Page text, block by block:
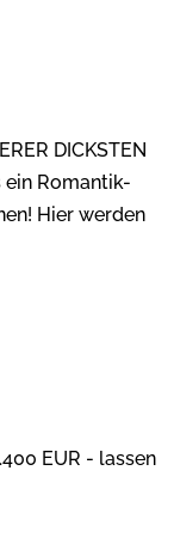
DICKSTEN
ein Romantik-
Hier werden
EUR - lassen